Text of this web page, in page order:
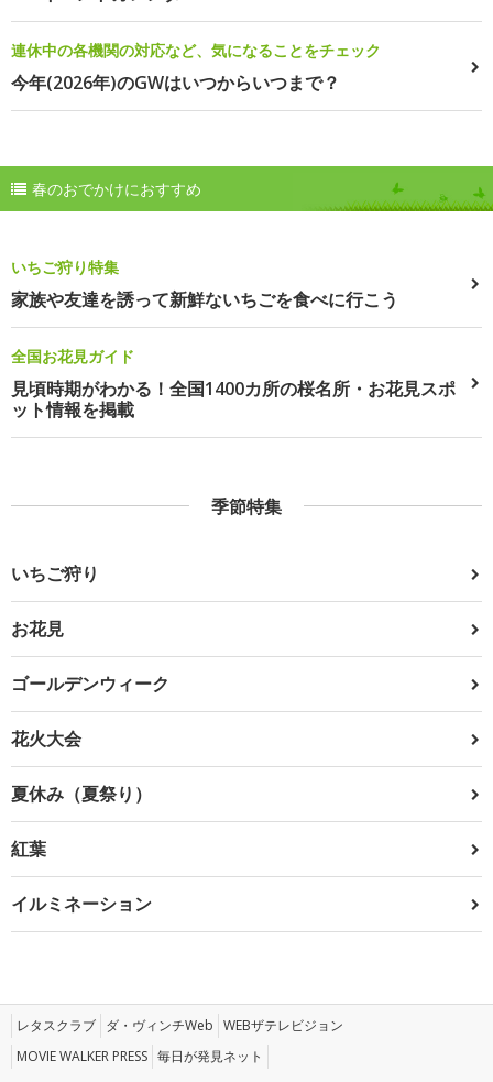
連休中の各機関の対応など、気になることをチェック
今年(2026年)のGWはいつからいつまで？
春のおでかけにおすすめ
いちご狩り特集
家族や友達を誘って新鮮ないちごを食べに行こう
全国お花見ガイド
見頃時期がわかる！全国1400カ所の桜名所・お花見スポ
ット情報を掲載
季節特集
いちご狩り
お花見
ゴールデンウィーク
花火大会
夏休み（夏祭り）
紅葉
イルミネーション
レタスクラブ ダ・ヴィンチWeb WEBザテレビジョン
MOVIE WALKER PRESS 毎日が発見ネット